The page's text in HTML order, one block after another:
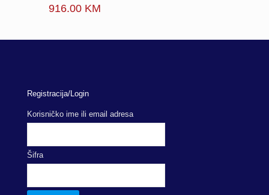
916.00 KM
Registracija/Login
Korisničko ime ili email adresa
Šifra